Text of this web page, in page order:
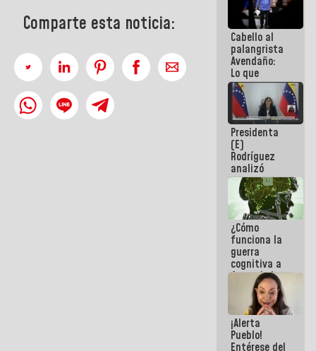
Comparte esta noticia: marco de la
Constitución
de la
República
Cabello al
palangrista
Avendaño:
Lo que
vayas a
escribir
hazlo hoy
por que no
sabemos si
la semana
que viene
hay
programa
Presidenta
(E)
Rodríguez
analizó
junto a
gobernadores
planes de
recuperación
del Sistema
Eléctrico
Nacional
¿Cómo
funciona la
guerra
cognitiva a
favor de la
narrativa
hegemónica?
(1)
¡Alerta
Pueblo!
Entérese del